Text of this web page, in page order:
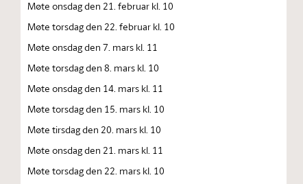
Møte onsdag den 21. februar kl. 10
Møte torsdag den 22. februar kl. 10
Møte onsdag den 7. mars kl. 11
Møte torsdag den 8. mars kl. 10
Møte onsdag den 14. mars kl. 11
Møte torsdag den 15. mars kl. 10
Møte tirsdag den 20. mars kl. 10
Møte onsdag den 21. mars kl. 11
Møte torsdag den 22. mars kl. 10